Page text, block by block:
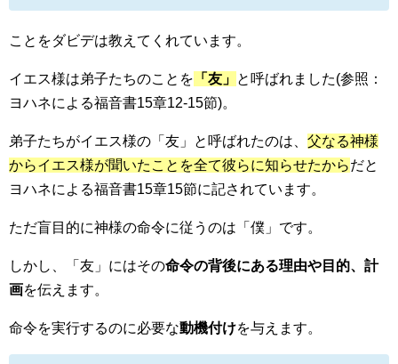
ことをダビデは教えてくれています。
イエス様は弟子たちのことを 「友」 と呼ばれました(参照：
ヨハネによる福音書15章12-15節)。
弟子たちがイエス様の「友」と呼ばれたのは、 父なる神様
からイエス様が聞いたことを全て彼らに知らせたからだと
ヨハネによる福音書15章15節に記されています。
ただ盲目的に神様の命令に従うのは「僕」です。
しかし、「友」にはその命令の背後にある理由や目的、計
画を伝えます。
命令を実行するのに必要な動機付けを与えます。